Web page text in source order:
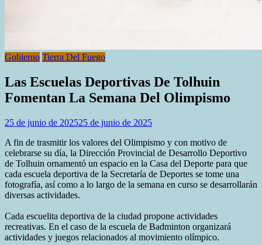
Gobierno Tierra Del Fuego
Las Escuelas Deportivas De Tolhuin
Fomentan La Semana Del Olimpismo
25 de junio de 202525 de junio de 2025
A fin de trasmitir los valores del Olimpismo y con motivo de
celebrarse su día, la Dirección Provincial de Desarrollo Deportivo
de Tolhuin ornamentó un espacio en la Casa del Deporte para que
cada escuela deportiva de la Secretaría de Deportes se tome una
fotografía, así como a lo largo de la semana en curso se desarrollarán
diversas actividades.
Cada escuelita deportiva de la ciudad propone actividades
recreativas. En el caso de la escuela de Badminton organizará
actividades y juegos relacionados al movimiento olímpico.